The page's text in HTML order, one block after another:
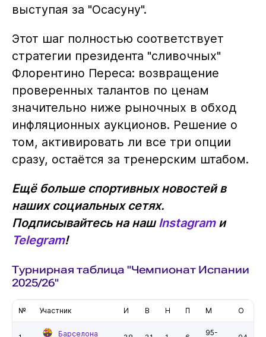
выступая за "Осасуну".
Этот шаг полностью соответствует
стратегии президента "сливочных"
Флорентино Переса: возвращение
проверенных талантов по ценам
значительно ниже рыночных в обход
инфляционных аукционов. Решение о
том, активировать ли все три опции
сразу, остаётся за тренерским штабом.
Ещё больше спортивных новостей в
наших социальных сетях.
Подписывайтесь на нашInstagramи
Telegram!
Турнирная таблица "Чемпионат Испании
2025/26"
№ Участник И В Н П М О
Барселона 95-